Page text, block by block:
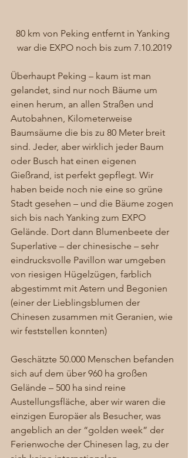
80 km von Peking entfernt in Yanking
war die EXPO noch bis zum 7.10.2019
Überhaupt Peking – kaum ist man
gelandet, sind nur noch Bäume um
einen herum, an allen Straßen und
Autobahnen, Kilometerweise
Baumsäume die bis zu 80 Meter breit
sind. Jeder, aber wirklich jeder Baum
oder Busch hat einen eigenen
Gießrand, ist perfekt gepflegt. Wir
haben beide noch nie eine so grüne
Stadt gesehen – und die Bäume zogen
sich bis nach Yanking zum EXPO
Gelände. Dort dann Blumenbeete der
Superlative – der chinesische – sehr
eindrucksvolle Pavillon war umgeben
von riesigen Hügelzügen, farblich
abgestimmt mit Astern und Begonien
(einer der Lieblingsblumen der
Chinesen zusammen mit Geranien, wie
wir feststellen konnten)
Geschätzte 50.000 Menschen befanden
sich auf dem über 960 ha großen
Gelände – 500 ha sind reine
Austellungsfläche, aber wir waren die
einzigen Europäer als Besucher, was
angeblich an der “golden week” der
Ferienwoche der Chinesen lag, zu der